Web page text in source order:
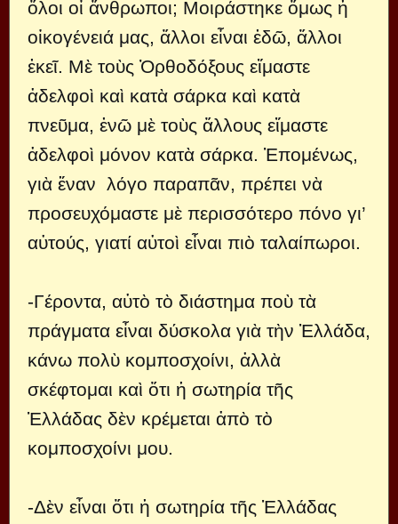
ὅλοι οἱ ἄνθρωποι; Μοιράστηκε ὅμως ἡ
οἰκογένειά μας, ἄλλοι εἶναι ἐδῶ, ἄλλοι
ἐκεῖ. Μὲ τοὺς Ὀρθοδόξους εἴμαστε
ἀδελφοὶ καὶ κατὰ σάρκα καὶ κατὰ
πνεῦμα, ἐνῶ μὲ τοὺς ἄλλους εἴμαστε
ἀδελφοὶ μόνον κατὰ σάρκα. Ἑπομένως,
γιὰ ἕναν λόγο παραπᾶν, πρέπει νὰ
προσευχόμαστε μὲ περισσότερο πόνο γι’
αὐτούς, γιατί αὐτοὶ εἶναι πιὸ ταλαίπωροι.
-Γέροντα, αὐτὸ τὸ διάστημα ποὺ τὰ
πράγματα εἶναι δύσκολα γιὰ τὴν Ἑλλάδα,
κάνω πολὺ κομποσχοίνι, ἀλλὰ
σκέφτομαι καὶ ὅτι ἡ σωτηρία τῆς
Ἑλλάδας δὲν κρέμεται ἀπὸ τὸ
κομποσχοίνι μου.
-Δὲν εἶναι ὅτι ἡ σωτηρία τῆς Ἑλλάδας